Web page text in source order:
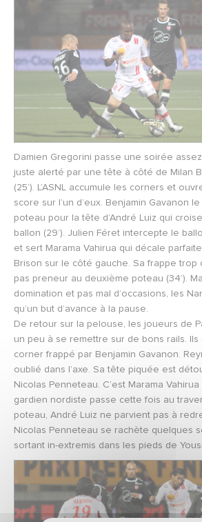
Damien Gregorini passe une soirée
juste alerté par une tête à côté de Milan
(25’). L’ASNL accumule les corners et
score sur l’un d’eux. Benjamin Gavanon
poteau pour la tête d’André Luiz qui
ballon (29’). Julien Féret intercepte le
et sert Marama Vahirua qui décale
Brison sur le côté gauche. Sa frappe
pas preneur au deuxième poteau (34’).
domination et pas mal d’occasions, les
qu’un but d’avance à la pause.
De retour sur la pelouse, les joueurs de
un peu à se remettre sur de bons rails. Ils
corner frappé par Benjamin Gavanon.
oublié dans l’axe. Sa tête piquée est
Nicolas Penneteau. C’est Marama
gardien nordiste passe cette fois au
poteau, André Luiz ne parvient pas à
Nicolas Penneteau se rachète quelques
sortant in-extremis dans les pieds de